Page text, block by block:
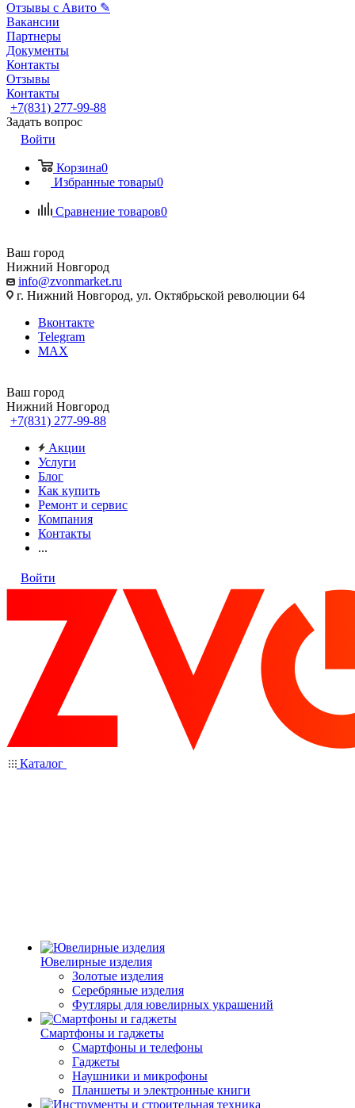
Отзывы с Авито ✎
Вакансии
Партнеры
Документы
Контакты
Отзывы
Контакты
+7(831) 277-99-88
Задать вопрос
Войти
Корзина0
Избранные товары0
Сравнение товаров0
Ваш город
Нижний Новгород
info@zvonmarket.ru
г. Нижний Новгород, ул. Октябрьской революции 64
Вконтакте
Telegram
MAX
Ваш город
Нижний Новгород
+7(831) 277-99-88
Акции
Услуги
Блог
Как купить
Ремонт и сервис
Компания
Контакты
...
Войти
Каталог
Ювелирные изделия
Золотые изделия
Серебряные изделия
Футляры для ювелирных украшений
Смартфоны и гаджеты
Смартфоны и телефоны
Гаджеты
Наушники и микрофоны
Планшеты и электронные книги